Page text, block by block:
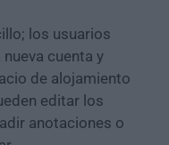
los usuarios
cuenta y
de alojamiento
editar los
anotaciones o